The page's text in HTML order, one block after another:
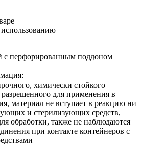
с перфорированным поддоном
химически стойкого
для применения в
материал не вступает в реакцию ни
и стерилизующих средств,
обработки, также не наблюдаются
при контакте контейнеров с